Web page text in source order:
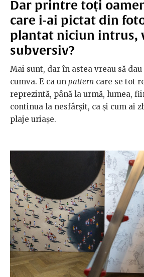
Dar printre toți
care i-ai pictat din
plantat niciun intrus,
subversiv?
Mai sunt, dar în astea vreau să
cumva. E ca un pattern care se tot
reprezintă, până la urmă, lumea,
continua la nesfârșit, ca și cum ai
plaje uriașe.